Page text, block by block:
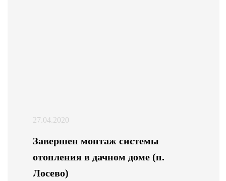
27.04.2020
Завершен монтаж системы
отопления в дачном доме (п.
Лосево)